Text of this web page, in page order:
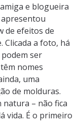
e blogueira
apresentou
de efeitos de
a foto, há
ser
nomes
uma
de molduras.
natura – não fica
vida. É o primeiro